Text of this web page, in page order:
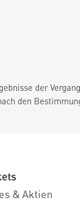
der
den
& Aktien